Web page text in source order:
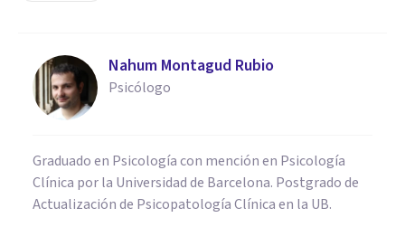
Nahum Montagud Rubio
Psicólogo
Graduado en Psicología con mención en Psicología
Clínica por la Universidad de Barcelona. Postgrado de
Actualización de Psicopatología Clínica en la UB.